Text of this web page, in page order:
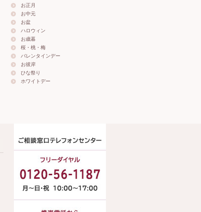
お正月
お中元
お盆
ハロウィン
お歳暮
桜・桃・梅
バレンタインデー
お彼岸
ひな祭り
ホワイトデー